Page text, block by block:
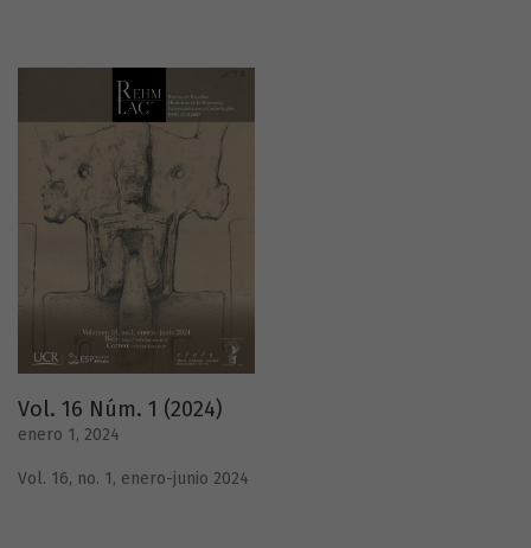
Vol. 16 Núm. 1 (2024)
enero 1, 2024
Vol. 16, no. 1, enero-junio 2024